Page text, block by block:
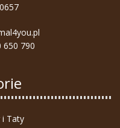
650 790
i Taty